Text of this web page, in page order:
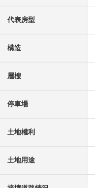
代表房型
構造
層樓
停車場
土地權利
土地用途